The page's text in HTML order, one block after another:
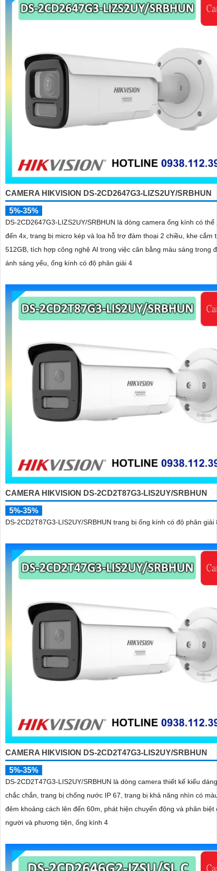
CAMERA HIKVISION DS-2CD2647G3-LIZS2UY/SRBHUN
5%-35%
DS-2CD2647G3-LIZS2UY/SRBHUN là dòng camera ống kính có thể
đến 4x, trang bị micro kép và loa hỗ trợ đàm thoại 2 chiều, khe cắm
512GB, tích hợp công nghệ AI trong việc cân bằng màu sáng trong
ánh sáng yếu, ống kính có độ phân giải 4
CAMERA HIKVISION DS-2CD2T87G3-LIS2UY/SRBHUN
5%-35%
DS-2CD2T87G3-LIS2UY/SRBHUN trang bị ống kính có độ phân giải
CAMERA HIKVISION DS-2CD2T47G3-LIS2UY/SRBHUN
5%-35%
DS-2CD2T47G3-LIS2UY/SRBHUN là dòng camera thiết kế kiểu
chắc chắn, trang bị chống nước IP 67, trang bị khả năng nhìn có màu vào ban
đêm khoảng cách lên đến 60m, phát hiện chuyển động và phân biệt
người và phương tiện, ống kính 4